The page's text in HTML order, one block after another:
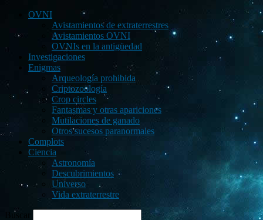
OVNI
Avistamientos de extraterrestres
Avistamientos OVNI
OVNIs en la antigüedad
Investigaciones
Enigmas
Arqueología prohibida
Criptozoología
Crop circles
Fantasmas y otras apariciones
Mutilaciones de ganado
Otros sucesos paranormales
Complots
Ciencia
Astronomía
Descubrimientos
Universo
Vida extraterrestre
Buscar